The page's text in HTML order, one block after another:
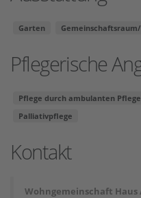
Garten
Pflegerische
Pflege durch ambulanten
Palliativpflege
Kontakt
Wohngemeinschaft Haus